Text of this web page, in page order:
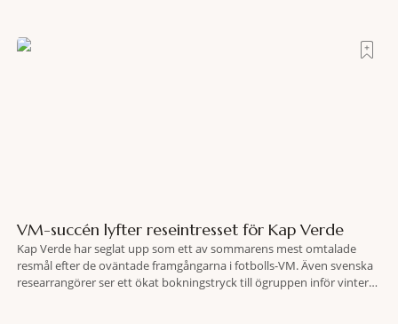
VM-succén lyfter reseintresset för Kap Verde
Kap Verde har seglat upp som ett av sommarens mest omtalade
resmål efter de oväntade framgångarna i fotbolls-VM. Även svenska
researrangörer ser ett ökat bokningstryck till ögruppen inför vintern.